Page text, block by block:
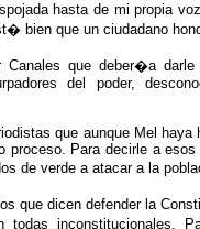
hasta de mi propia
bien que un ciudadano
Canales que deber�a
del poder,
que aunque Mel
proceso. Para decirle a
de verde a atacar a la
que dicen defender la
todas inconstitucionales.